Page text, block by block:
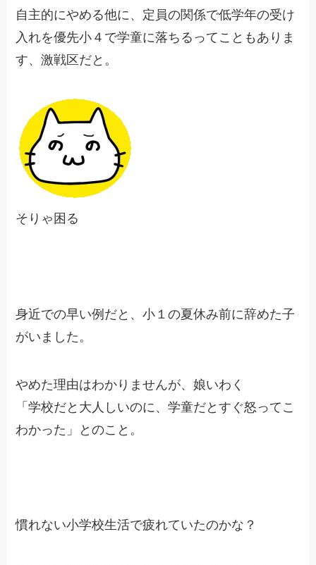
自主的にやめる他に、定員の関係で低学年の受け
入れを優先小４で学童に落ちるってこともありま
す、激戦区だと。
そりゃ困る
身近での早い例だと、小１の夏休み前に辞めた子
がいました。
やめた理由はわかりませんが、娘いわく
「学校だと大人しいのに、学童だとすぐ怒ってこ
わかった」とのこと。
慣れない小学校生活で疲れていたのかな？